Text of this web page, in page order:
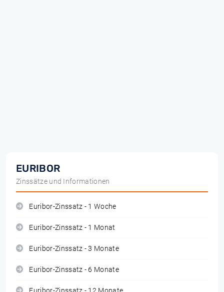
EURIBOR
Zinssätze und Informationen
Euribor-Zinssatz - 1 Woche
Euribor-Zinssatz - 1 Monat
Euribor-Zinssatz - 3 Monate
Euribor-Zinssatz - 6 Monate